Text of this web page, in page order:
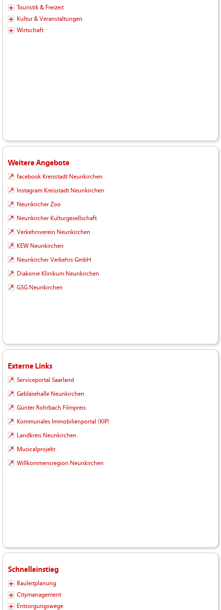
Touristik & Freizeit
Kultur & Veranstaltungen
Wirtschaft
Weitere Angebote
facebook Kreisstadt Neunkirchen
Instagram Kreisstadt Neunkirchen
Neunkircher Zoo
Neunkircher Kulturgesellschaft
Verkehrsverein Neunkirchen
KEW Neunkirchen
Neunkircher Verkehrs GmbH
Diakonie Klinikum Neunkirchen
GSG Neunkirchen
Externe Links
Serviceportal Saarland
Gebläsehalle Neunkirchen
Günter Rohrbach Filmpreis
Kommunales Immobilienportal (KIP)
Landkreis Neunkirchen
Musicalprojekt
Willkommensregion Neunkirchen
Schnelleinstieg
Bauleitplanung
Citymanagement
Entsorgungswege